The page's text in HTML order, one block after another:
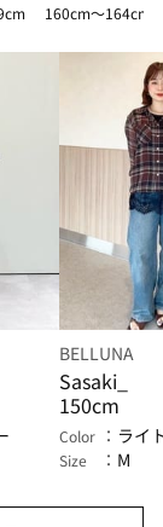
160cm～164cm
BELLUNA
Sasaki_
150cm
Color ライ
Size M